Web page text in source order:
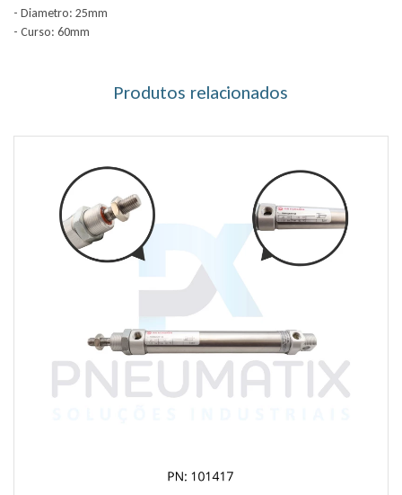
- Diametro: 25mm
- Curso: 60mm
Produtos relacionados